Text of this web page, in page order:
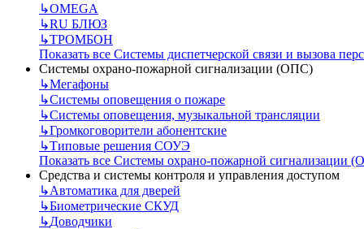
↳OMEGA
↳RU БЛЮЗ
↳ТРОМБОН
Показать все Системы диспетчерской связи и вызова
Системы охрано-пожарной сигнализации (ОПС)
↳Мегафоны
↳Системы оповещения о пожаре
↳Системы оповещения, музыкальной трансляции
↳Громкоговорители абонентские
↳Типовые решения СОУЭ
Показать все Системы охрано-пожарной сигнализации
Средства и системы контроля и управления доступом
↳Автоматика для дверей
↳Биометрические СКУД
↳Доводчики